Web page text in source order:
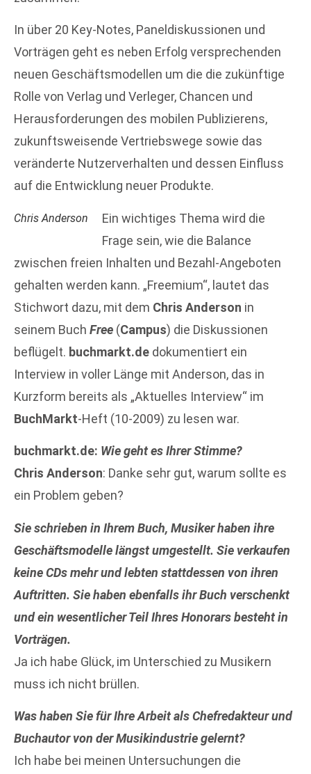
In über 20 Key-Notes, Paneldiskussionen und
Vorträgen geht es neben Erfolg versprechenden
neuen Geschäftsmodellen um die die zukünftige
Rolle von Verlag und Verleger, Chancen und
Herausforderungen des mobilen Publizierens,
zukunftsweisende Vertriebswege sowie das
veränderte Nutzerverhalten und dessen Einfluss
auf die Entwicklung neuer Produkte.
Chris Anderson
Ein wichtiges Thema wird die
Frage sein, wie die Balance
zwischen freien Inhalten und Bezahl-Angeboten
gehalten werden kann. „Freemium“, lautet das
Stichwort dazu, mit dem Chris Anderson in
seinem Buch Free (Campus) die Diskussionen
beflügelt. buchmarkt.de dokumentiert ein
Interview in voller Länge mit Anderson, das in
Kurzform bereits als „Aktuelles Interview“ im
BuchMarkt-Heft (10-2009) zu lesen war.
buchmarkt.de: Wie geht es Ihrer Stimme?
Chris Anderson: Danke sehr gut, warum sollte es
ein Problem geben?
Sie schrieben in Ihrem Buch, Musiker haben ihre
Geschäftsmodelle längst umgestellt. Sie verkaufen
keine CDs mehr und lebten stattdessen von ihren
Auftritten. Sie haben ebenfalls ihr Buch verschenkt
und ein wesentlicher Teil Ihres Honorars besteht in
Vorträgen.
Ja ich habe Glück, im Unterschied zu Musikern
muss ich nicht brüllen.
Was haben Sie für Ihre Arbeit als Chefredakteur und
Buchautor von der Musikindustrie gelernt?
Ich habe bei meinen Untersuchungen die